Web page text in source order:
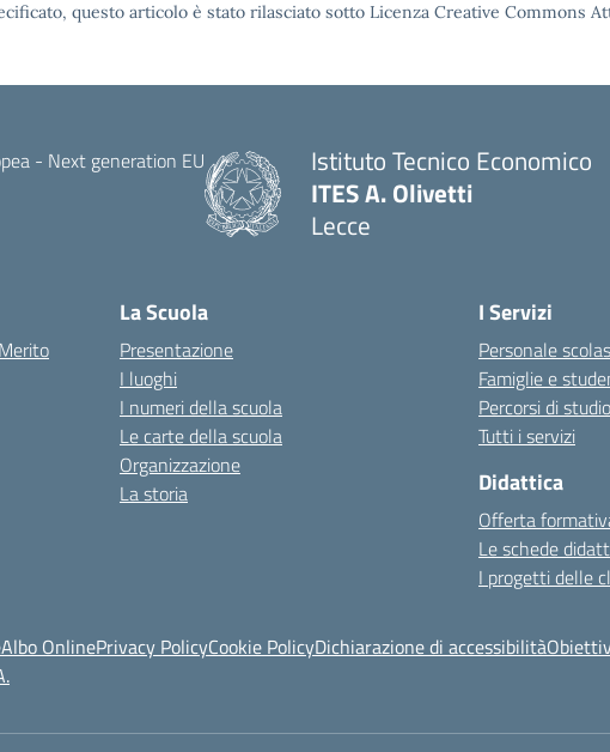
questo articolo è stato rilasciato sotto Licenza Creative Commons
Istituto Tecnico Economico
ITES A. Olivetti
Lecce
La Scuola
Presentazione
I luoghi
I numeri della scuola
Le carte della scuola
Organizzazione
La storia
I Servizi
Personale
Famiglie e
Percorsi di studio
Tutti i servizi
Didattica
Offerta
Le schede
I progetti delle
Albo OnlinePrivacy PolicyCookie PolicyDichiarazione di accessibilità